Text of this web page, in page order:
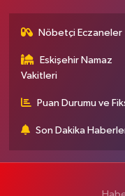
Nöbetçi Eczaneler
Eskişehir Namaz
Vakitleri
Puan Durumu ve
Son Dakika